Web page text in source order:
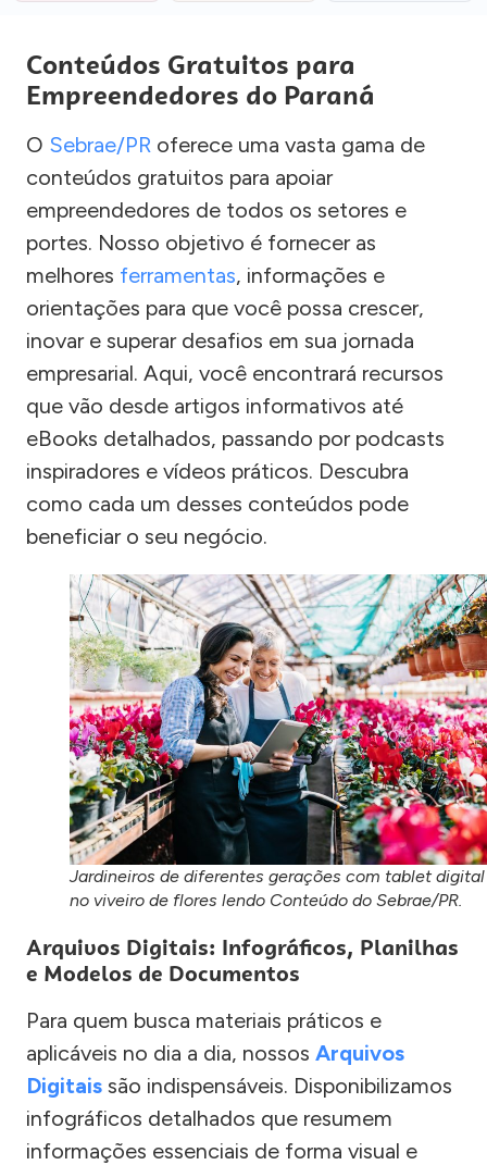
Conteúdos Gratuitos para
Empreendedores do Paraná
O Sebrae/PR oferece uma vasta gama de
conteúdos gratuitos para apoiar
empreendedores de todos os setores e
portes. Nosso objetivo é fornecer as
melhores ferramentas, informações e
orientações para que você possa crescer,
inovar e superar desafios em sua jornada
empresarial. Aqui, você encontrará recursos
que vão desde artigos informativos até
eBooks detalhados, passando por podcasts
inspiradores e vídeos práticos. Descubra
como cada um desses conteúdos pode
beneficiar o seu negócio.
Jardineiros de diferentes gerações com tablet digital
no viveiro de flores lendo Conteúdo do Sebrae/PR.
Arquivos Digitais: Infográficos, Planilhas
e Modelos de Documentos
Para quem busca materiais práticos e
aplicáveis no dia a dia, nossos Arquivos
Digitais são indispensáveis. Disponibilizamos
infográficos detalhados que resumem
informações essenciais de forma visual e